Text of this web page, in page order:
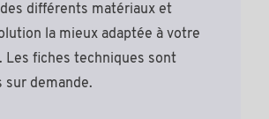
différents matériaux et
la mieux adaptée à votre
Les fiches techniques sont
sur demande.